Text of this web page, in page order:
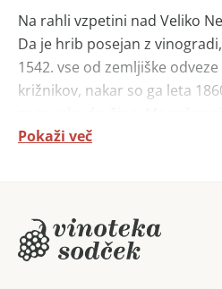
Na rahli vzpetini nad Veliko
Da je hrib posejan z
1542. vse od zemljiške
križnikov, nakar so ga leta
posestva je bila zgrajena leta
prostora nas popelje v
in sproščenega razmišljanja.
Pokaži več